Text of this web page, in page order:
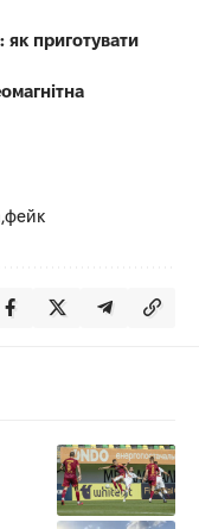
як приготувати
фейк